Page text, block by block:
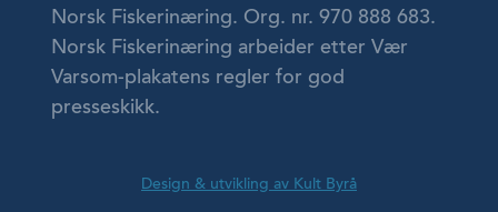
Norsk Fiskerinæring. Org. nr. 970 888 683.
Norsk Fiskerinæring arbeider etter Vær
Varsom-plakatens regler for god
presseskikk.
Design & utvikling av Kult Byrå